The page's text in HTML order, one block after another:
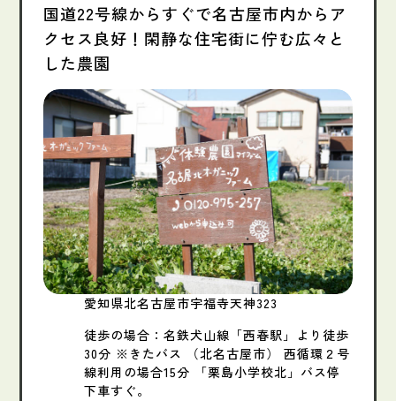
国道22号線からすぐで名古屋市内からア
クセス良好！閑静な住宅街に佇む広々と
した農園
愛知県北名古屋市宇福寺天神323
徒歩の場合：名鉄犬山線「西春駅」より徒歩
30分 ※きたバス （北名古屋市） 西循環２号
線利用の場合15分 「栗島小学校北」バス停
下車すぐ。